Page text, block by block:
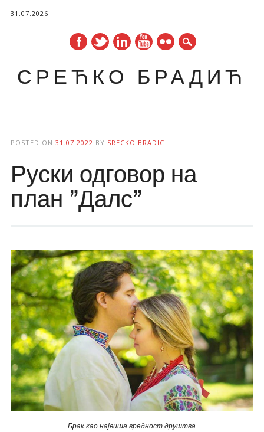
31.07.2026
СРЕЋКО БРАДИЋ
POSTED ON 31.07.2022 BY SRECKO BRADIC
Руски одговор на
план ”Далс”
Брак као највиша вредност друштва